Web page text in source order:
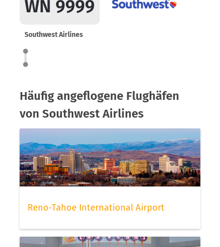
WN 9999
Southwest Airlines
Häufig angeflogene Flughäfen
von Southwest Airlines
Reno-Tahoe International Airport